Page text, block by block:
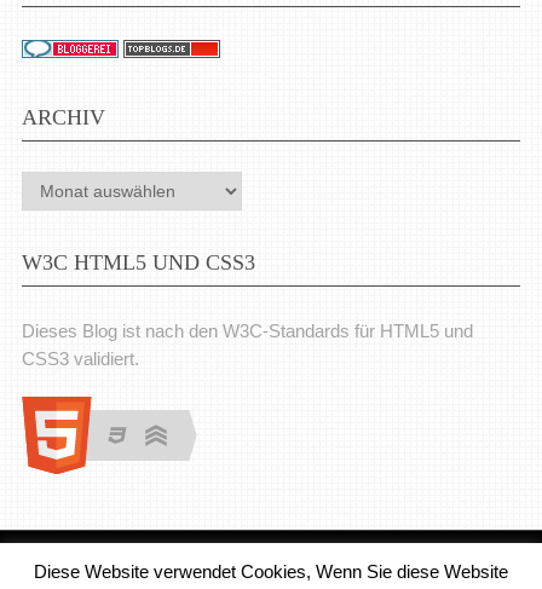
ARCHIV
Archiv
W3C HTML5 UND CSS3
Dieses Blog ist nach den W3C-Standards für HTML5 und
CSS3 validiert.
MedienjournalCopyright © 2026.
Diese Website verwendet Cookies, Wenn Sie diese Website